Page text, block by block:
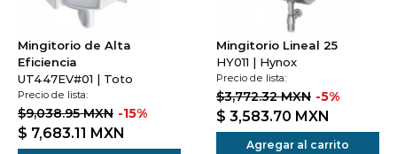
Mingitorio de Alta
Eficiencia
UT447EV#01 | Toto
Precio de lista:
$9,038.95 MXN -15%
$ 7,683.11 MXN
Mingitorio Lineal 25
HY011 | Hynox
Precio de lista:
$3,772.32 MXN -5%
$ 3,583.70 MXN
Agregar al carrito